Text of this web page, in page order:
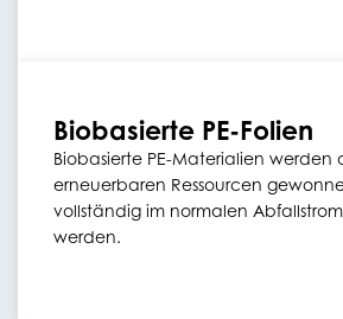
Biobasierte PE-Folien
Biobasierte PE-Materialien werden
erneuerbaren Ressourcen
vollständig im normalen
werden.